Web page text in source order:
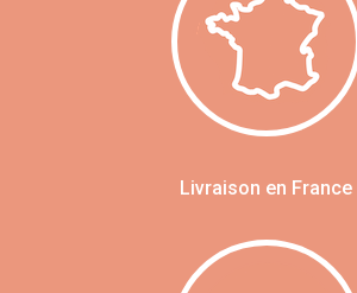
Livraison en France